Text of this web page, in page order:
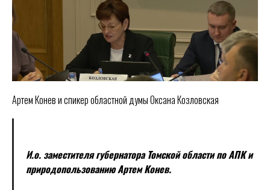
Артем Конев и спикер областной думы Оксана Козловская
И.о. заместителя губернатора Томской области по АПК и
природопользованию Артем Конев.